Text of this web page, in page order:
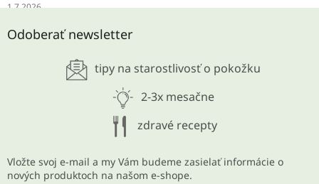
1.7.2026
SCHUDNITE ODKYSLENÍM
Odoberať newsletter
tipy na starostlivosť o pokožku
2-3x mesačne
zdravé recepty
Vložte svoj e-mail a my Vám budeme zasielať informácie o
nových produktoch na našom e-shope.